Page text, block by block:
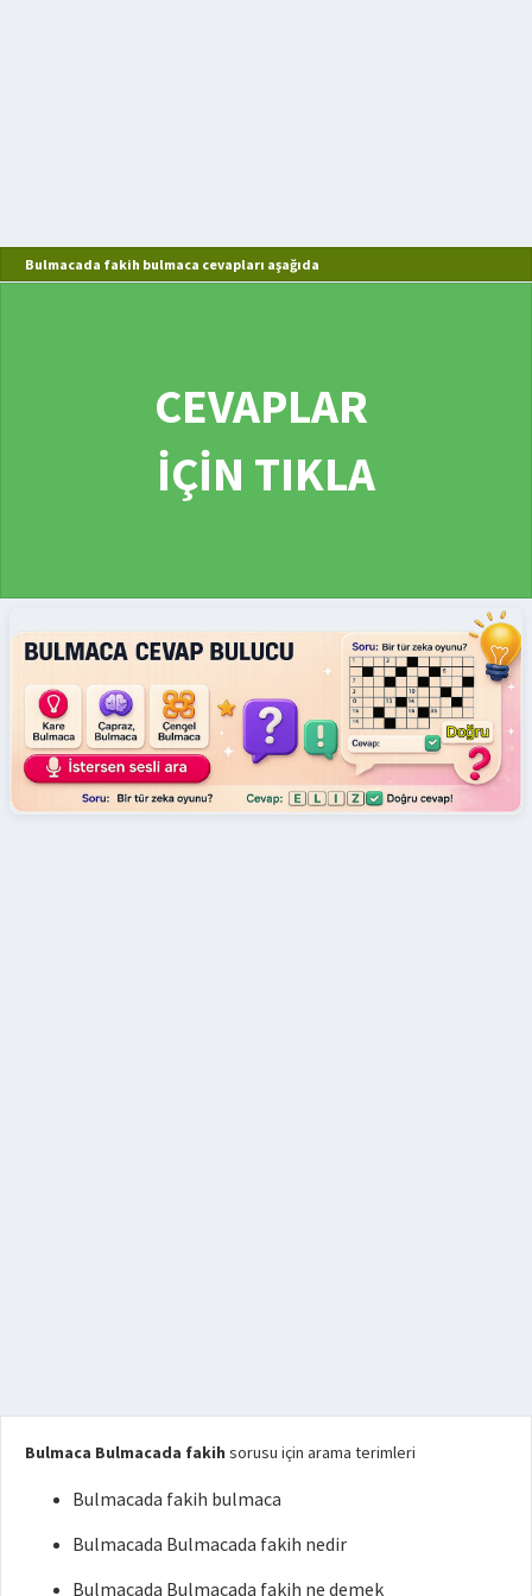
Bulmacada fakih bulmaca cevapları aşağıda
CEVAPLAR
İÇİN TIKLA
Bulmaca Bulmacada fakih sorusu için arama terimleri
Bulmacada fakih bulmaca
Bulmacada Bulmacada fakih nedir
Bulmacada Bulmacada fakih ne demek